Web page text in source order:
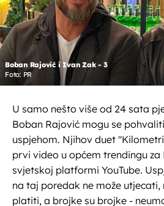
Boban Rajović i Ivan Zak - 3
Foto: PR
U samo nešto više od 24 sata
Boban Rajović mogu se
uspjehom. Njihov duet
prvi video u općem trendingu za
svjetskoj platformi YouTube.
na taj poredak ne može utjecati,
platiti, a brojke su brojke -